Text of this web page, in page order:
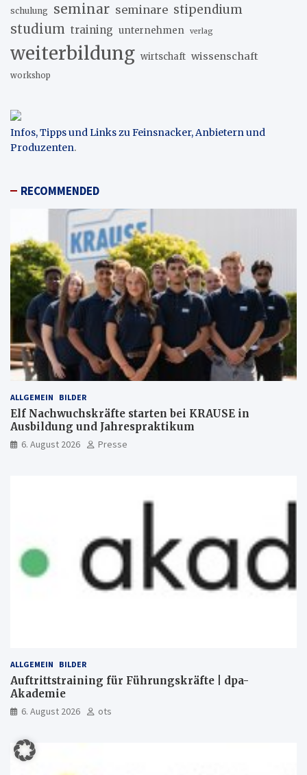
schulung seminar seminare stipendium
studium training unternehmen verlag
weiterbildung wirtschaft wissenschaft
workshop
Infos, Tipps und Links zu Feinsnacker, Anbietern und
Produzenten.
RECOMMENDED
ALLGEMEIN BILDER
Elf Nachwuchskräfte starten bei KRAUSE in
Ausbildung und Jahrespraktikum
6. August 2026 Presse
ALLGEMEIN BILDER
Auftrittstraining für Führungskräfte | dpa-
Akademie
6. August 2026 ots